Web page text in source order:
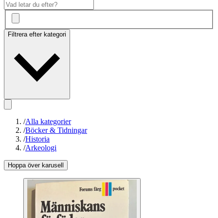
Filtrera efter kategori
/Alla kategorier
/Böcker & Tidningar
/Historia
/Arkeologi
Hoppa över karusell